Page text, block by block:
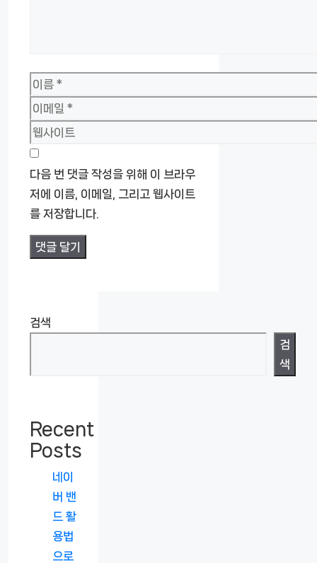
이
름
이
메
일
웹
사
이
트
다음 번 댓글 작성을 위해 이 브라우
저에 이름, 이메일, 그리고 웹사이트
를 저장합니다.
검색
검
색
Recent
Posts
네이
버 밴
드 활
용법
으로